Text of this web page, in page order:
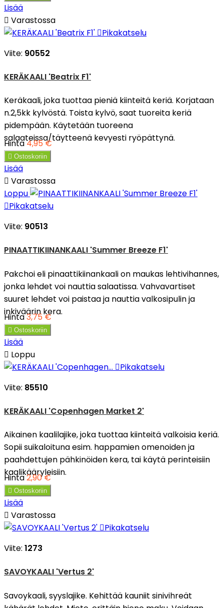
Lisää
 Varastossa
Pikakatselu
Viite: 90552
KERÄKAALI 'Beatrix F1'
Keräkaali, joka tuottaa pieniä kiinteitä keriä. Korjataan
n.2,5kk kylvöstä. Toista kylvö, saat tuoreita keriä
pidempään. Käytetään tuoreena
salaateissa/täytteenä kevyesti ryöpättynä.
Hinta4,95 €
 Ostoskoriin
Lisää
 Varastossa
Loppu
Pikakatselu
Viite: 90513
PINAATTIKIINANKAALI 'Summer Breeze F1'
Pakchoi eli pinaattikiinankaali on maukas lehtivihannes,
jonka lehdet voi nauttia salaatissa. Vahvavartiset
suuret lehdet voi paistaa ja nauttia valkosipulin ja
inkiväärin kera.
Hinta3,75 €
 Ostoskoriin
Lisää
 Loppu
Pikakatselu
Viite: 85510
KERÄKAALI 'Copenhagen Market 2'
Aikainen kaalilajike, joka tuottaa kiinteitä valkoisia keriä.
Sopii suikaloituna esim. happamien omenoiden ja
paahdettujen pähkinöiden kera, tai käytä perinteisiin
kaalikääryleisiin.
Hinta2,90 €
 Ostoskoriin
Lisää
 Varastossa
Pikakatselu
Viite: 1273
SAVOYKAALI 'Vertus 2'
Savoykaali, syyslajike. Kehittää kauniit sinivihreät